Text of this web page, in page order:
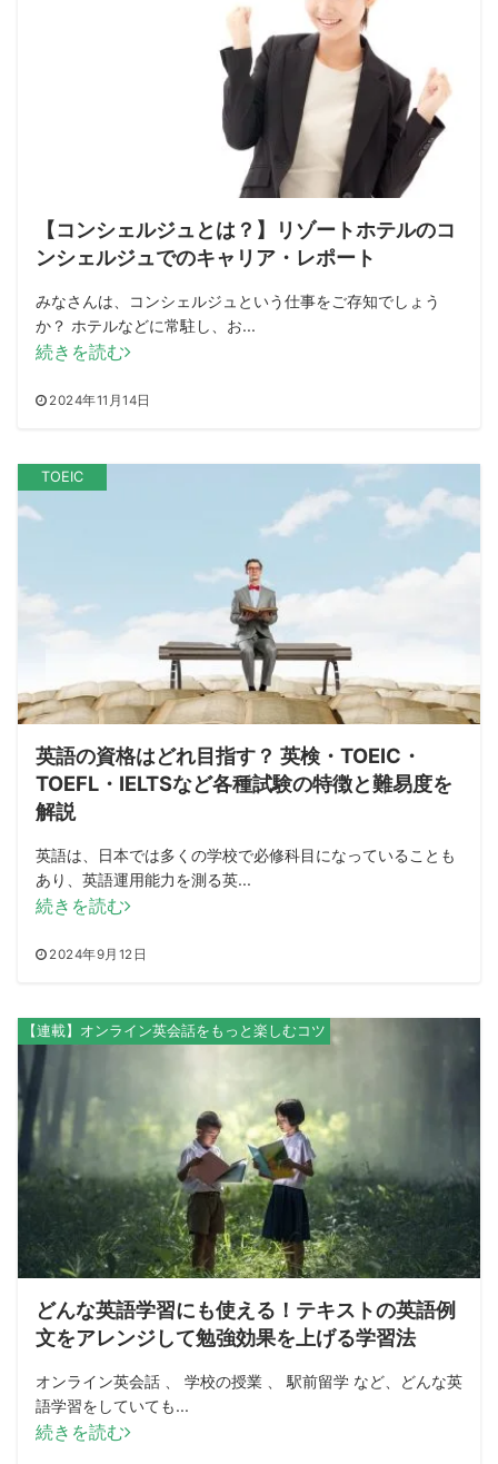
【コンシェルジュとは？】リゾートホテルのコ
ンシェルジュでのキャリア・レポート
みなさんは、コンシェルジュという仕事をご存知でしょう
か？ ホテルなどに常駐し、お...
2024年11月14日
続きを読む
TOEIC
英語の資格はどれ目指す？ 英検・TOEIC・
TOEFL・IELTSなど各種試験の特徴と難易度を
解説
英語は、日本では多くの学校で必修科目になっていることも
あり、英語運用能力を測る英...
2024年9月12日
続きを読む
【連載】オンライン英会話をもっと楽しむコツ
どんな英語学習にも使える！テキストの英語例
文をアレンジして勉強効果を上げる学習法
オンライン英会話 、 学校の授業 、 駅前留学 など、どんな英
語学習をしていても...
続きを読む